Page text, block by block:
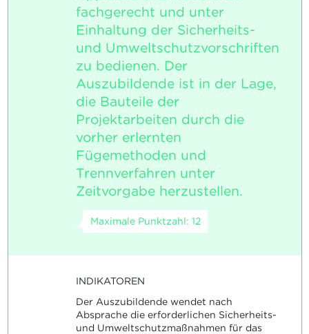
fachgerecht und unter
Einhaltung der Sicherheits-
und Umweltschutzvorschriften
zu bedienen. Der
Auszubildende ist in der Lage,
die Bauteile der
Projektarbeiten durch die
vorher erlernten
Fügemethoden und
Trennverfahren unter
Zeitvorgabe herzustellen.
Maximale Punktzahl: 12
INDIKATOREN
Der Auszubildende wendet nach
Absprache die erforderlichen Sicherheits-
und Umweltschutzmaßnahmen für das